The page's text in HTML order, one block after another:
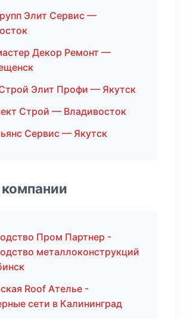
Элит Сервис —
Декор Ремонт —
Элит Профи — Якутск
Строй — Владивосток
Сервис — Якутск
Пром Партнер -
металлоконструкций
Roof Ателье -
сети в Калининград